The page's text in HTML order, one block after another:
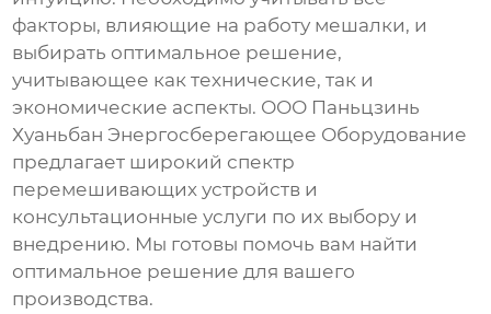
факторы, влияющие на работу мешалки, и
выбирать оптимальное решение,
учитывающее как технические, так и
экономические аспекты. ООО Паньцзинь
Хуаньбан Энергосберегающее Оборудование
предлагает широкий спектр
перемешивающих устройств и
консультационные услуги по их выбору и
внедрению. Мы готовы помочь вам найти
оптимальное решение для вашего
производства.